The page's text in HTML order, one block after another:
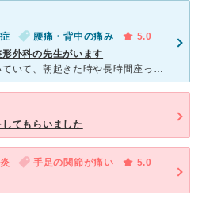
腰痛・背中の痛み
5.0
外科の先生がいます
数か月前から腰の痛みが続いていて、朝起きた時や長時間座っていた後なんかは特にツラくて…。湿布や市販薬でごまかしていたんですが、全然良くならず。原因も分からないまま不安だったので、思い切って病院に行
てもらいました
手足の関節が痛い
5.0